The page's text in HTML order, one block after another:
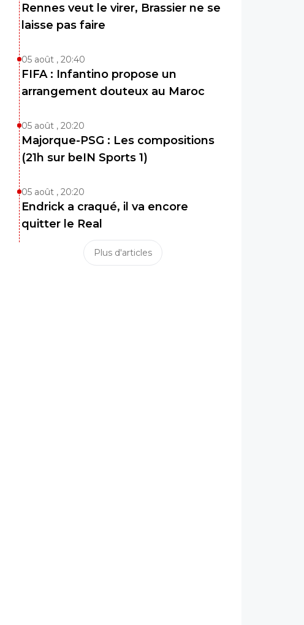
Rennes veut le virer, Brassier ne se
laisse pas faire
05 août , 20:40
FIFA : Infantino propose un
arrangement douteux au Maroc
05 août , 20:20
Majorque-PSG : Les compositions
(21h sur beIN Sports 1)
05 août , 20:20
Endrick a craqué, il va encore
quitter le Real
Plus d'articles